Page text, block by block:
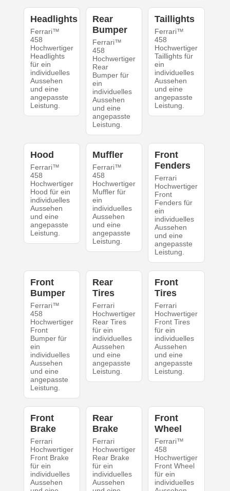
Headlights
Ferrari™
458
Hochwertiger
Headlights
für ein
individuelles
Aussehen
und eine
angepasste
Leistung.
Rear
Bumper
Ferrari™
458
Hochwertiger
Rear
Bumper für
ein
individuelles
Aussehen
und eine
angepasste
Leistung.
Taillights
Ferrari™
458
Hochwertiger
Taillights für
ein
individuelles
Aussehen
und eine
angepasste
Leistung.
Hood
Ferrari™
458
Hochwertiger
Hood für ein
individuelles
Aussehen
und eine
angepasste
Leistung.
Muffler
Ferrari™
458
Hochwertiger
Muffler für
ein
individuelles
Aussehen
und eine
angepasste
Leistung.
Front
Fenders
Ferrari
Hochwertiger
Front
Fenders für
ein
individuelles
Aussehen
und eine
angepasste
Leistung.
Front
Bumper
Ferrari™
458
Hochwertiger
Front
Bumper für
ein
individuelles
Aussehen
und eine
angepasste
Leistung.
Rear
Tires
Ferrari
Hochwertiger
Rear Tires
für ein
individuelles
Aussehen
und eine
angepasste
Leistung.
Front
Tires
Ferrari
Hochwertiger
Front Tires
für ein
individuelles
Aussehen
und eine
angepasste
Leistung.
Front
Brake
Ferrari
Hochwertiger
Front Brake
für ein
individuelles
Aussehen
Rear
Brake
Ferrari
Hochwertiger
Rear Brake
für ein
individuelles
Aussehen
Front
Wheel
Ferrari™
458
Hochwertiger
Front Wheel
für ein
individuelles